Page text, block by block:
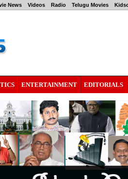
News Videos Radio Telugu Movies
ENTERTAINMENT EDITORIALS